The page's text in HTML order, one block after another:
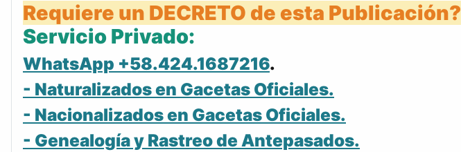
Requiere un DECRETO de esta Publicación?
Servicio Privado:
WhatsApp +58.424.1687216.
- Naturalizados en Gacetas Oficiales.
- Nacionalizados en Gacetas Oficiales.
- Genealogía y Rastreo de Antepasados.